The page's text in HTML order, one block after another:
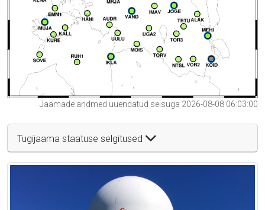
Jaamade andmed uuendatud seisuga 2026-08-08 06:03:00
Tugijaama staatuse selgitused